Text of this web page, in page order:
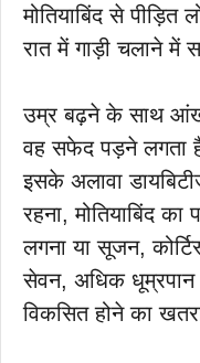
मोतियाबिंद से
रात में गाड़ी चलाने में
उम्र बढ़ने के साथ
वह सफेद पड़ने लगता
इसके अलावा
रहना, मोतियाबिंद का
लगना या सूजन,
सेवन, अधिक धूम्रपान
विकसित होने का